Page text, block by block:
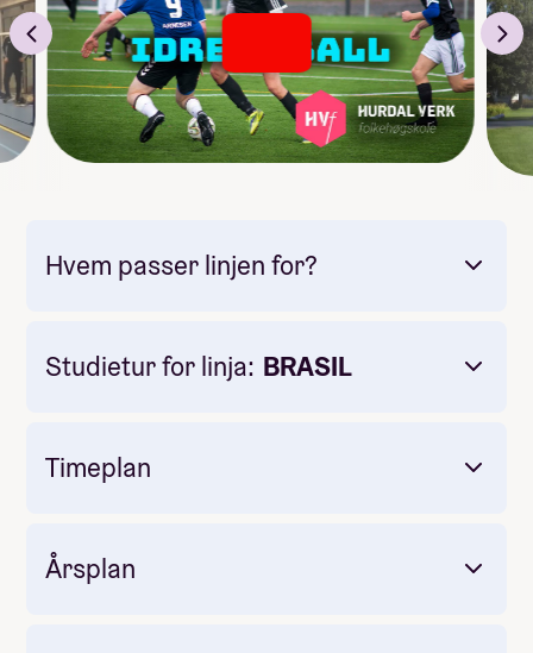
Hvem passer linjen for?
Studietur for linja: BRASIL
Timeplan
Årsplan